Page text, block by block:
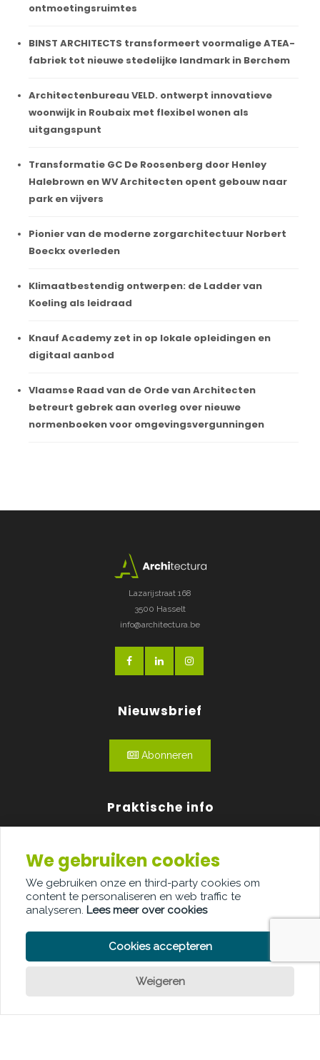
ontmoetingsruimtes
BINST ARCHITECTS transformeert voormalige ATEA-
fabriek tot nieuwe stedelijke landmark in Berchem
Architectenbureau VELD. ontwerpt innovatieve
woonwijk in Roubaix met flexibel wonen als
uitgangspunt
Transformatie GC De Roosenberg door Henley
Halebrown en WV Architecten opent gebouw naar
park en vijvers
Pionier van de moderne zorgarchitectuur Norbert
Boeckx overleden
Klimaatbestendig ontwerpen: de Ladder van
Koeling als leidraad
Knauf Academy zet in op lokale opleidingen en
digitaal aanbod
Vlaamse Raad van de Orde van Architecten
betreurt gebrek aan overleg over nieuwe
normenboeken voor omgevingsvergunningen
Lazarijstraat 168
3500 Hasselt
info@architectura.be
Nieuwsbrief
Abonneren
Praktische info
Over ons
Adverteren
Contact
We gebruiken cookies
We gebruiken onze en third-party cookies om
content te personaliseren en web traffic te
analyseren. Lees meer over cookies
Cookies accepteren
Weigeren